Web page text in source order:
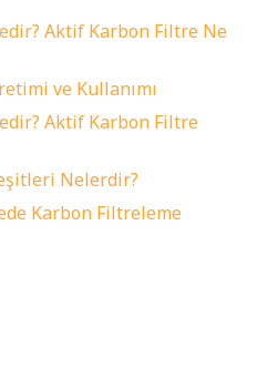
Aktif Karbon Filtre Ne
ve Kullanımı
Aktif Karbon Filtre
Nelerdir?
Karbon Filtreleme